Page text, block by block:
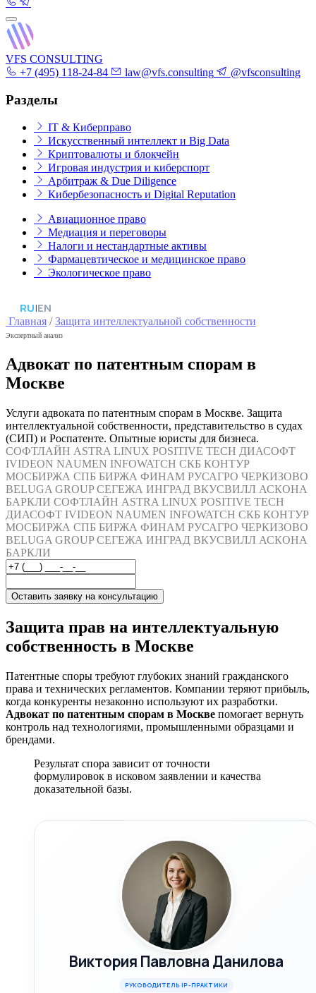
VFS CONSULTING
+7 (495) 118-24-84
law@vfs.consulting @vfsconsulting
Разделы
IT & Киберправо
Искусственный интеллект и Big Data
Криптовалюты и блокчейн
Игровая индустрия и киберспорт
Арбитраж & Due Diligence
Кибербезопасность и Digital Reputation
Авиационное право
Медиация и переговоры
Налоги и нестандартные активы
Фармацевтическое и медицинское право
Экологическое право
RU|EN
Главная /Защита интеллектуальной собственности
Экспертный анализ
Адвокат по патентным спорам в
Москве
Услуги адвоката по патентным спорам в Москве. Защита
интеллектуальной собственности, представительство в судах
(СИП) и Роспатенте. Опытные юристы для бизнеса.
СОФТЛАЙН ASTRA LINUX POSITIVE TECH ДИАСОФТ
IVIDEON NAUMEN INFOWATCH СКБ КОНТУР
МОСБИРЖА СПБ БИРЖА ФИНАМ РУСАГРО ЧЕРКИЗОВО
BELUGA GROUP СЕГЕЖА ИНГРАД ВКУСВИЛЛ АСКОНА
БАРКЛИ СОФТЛАЙН ASTRA LINUX POSITIVE TECH
ДИАСОФТ IVIDEON NAUMEN INFOWATCH СКБ КОНТУР
МОСБИРЖА СПБ БИРЖА ФИНАМ РУСАГРО ЧЕРКИЗОВО
BELUGA GROUP СЕГЕЖА ИНГРАД ВКУСВИЛЛ АСКОНА
БАРКЛИ
Оставить заявку на консультацию
Защита прав на интеллектуальную
собственность в Москве
Патентные споры требуют глубоких знаний гражданского
права и технических регламентов. Компании теряют прибыль,
когда конкуренты незаконно используют их разработки.
Адвокат по патентным спорам в Москве помогает вернуть
контроль над технологиями, промышленными образцами и
брендами.
Результат спора зависит от точности
формулировок в исковом заявлении и качества
доказательной базы.
Виктория Павловна Данилова
РУКОВОДИТЕЛЬ IP-ПРАКТИКИ